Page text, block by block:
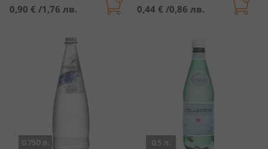
0,90 € /1,76 лв. 0,44 € /0,86 лв.
0.750 л. 0.5 л.